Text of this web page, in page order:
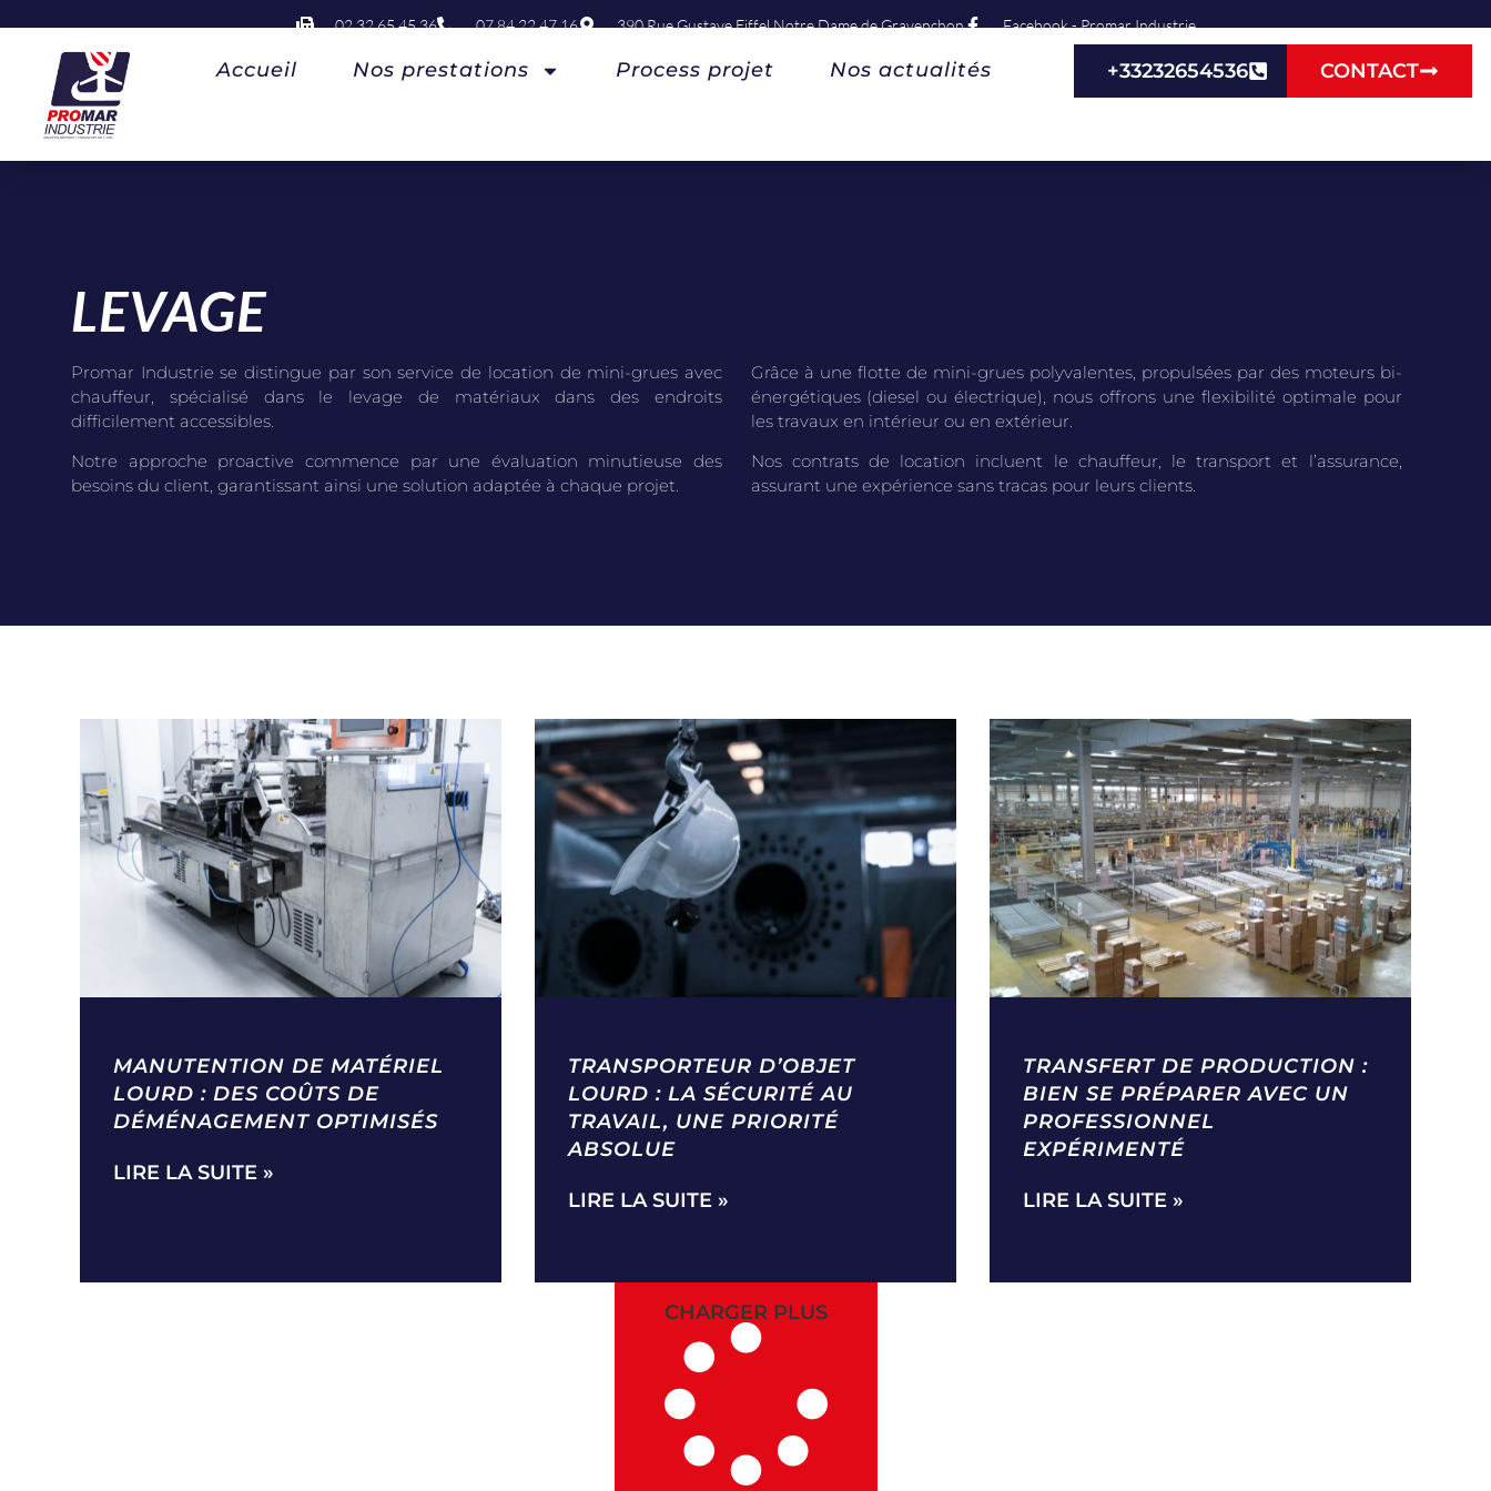
02 32 65 45 36 07 84 22 47 16 390 Rue Gustave Eiffel Notre Dame de Gravenchon Facebook - Promar Industrie
Accueil Nos prestations Process projet Nos actualités +33232654536 CONTACT
LEVAGE
Promar Industrie se distingue par son service de location de mini-grues avec
chauffeur, spécialisé dans le levage de matériaux dans des endroits
difficilement accessibles.
Notre approche proactive commence par une évaluation minutieuse des
besoins du client, garantissant ainsi une solution adaptée à chaque projet.
Grâce à une flotte de mini-grues polyvalentes, propulsées par des moteurs bi-
énergétiques (diesel ou électrique), nous offrons une flexibilité optimale pour
les travaux en intérieur ou en extérieur.
Nos contrats de location incluent le chauffeur, le transport et l’assurance,
assurant une expérience sans tracas pour leurs clients.
MANUTENTION DE MATÉRIEL
LOURD : DES COÛTS DE
DÉMÉNAGEMENT OPTIMISÉS
LIRE LA SUITE »
TRANSPORTEUR D’OBJET
LOURD : LA SÉCURITÉ AU
TRAVAIL, UNE PRIORITÉ
ABSOLUE
LIRE LA SUITE »
TRANSFERT DE PRODUCTION :
BIEN SE PRÉPARER AVEC UN
PROFESSIONNEL
EXPÉRIMENTÉ
LIRE LA SUITE »
CHARGER PLUS